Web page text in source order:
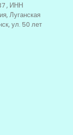
, ИНН
Луганская
ул. 50 лет